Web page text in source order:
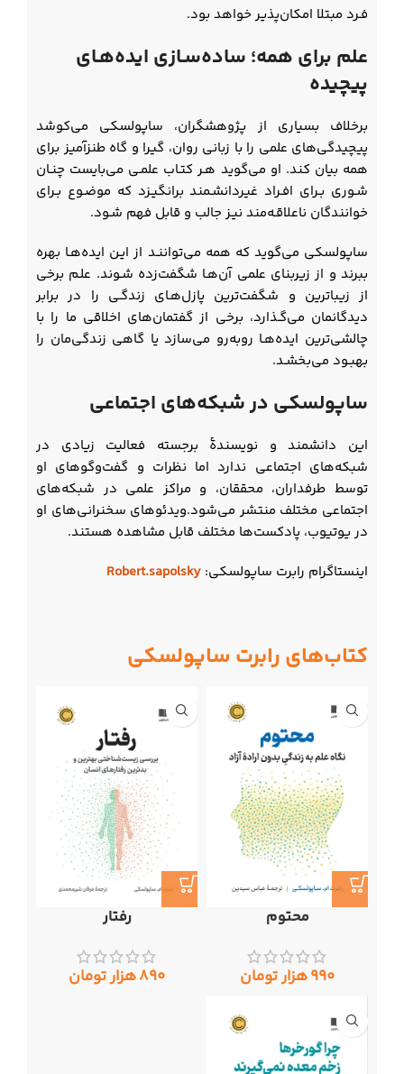
فـرد مبتلا امکان‌پذیر خواهد بود.
علم برای همه؛ ساده‌سـازی ایده‌هـای
پیچیده
برخلاف بسیاری از پژوهشگران، ساپولسکی می‌کوشد
پیچیدگی‌های علمی را با زبانی روان، گیرا و گاه طنزآمیز برای
همه بیان کند. او می‌گوید هـر کتـاب علمـی می‌بایست چنـان
شـوری بـرای افـراد غیردانشـمند برانگیـزد که موضـوع بـرای
خوانندگان ناعلاقـه‌مند نیـز جالب و قابل فهم شـود.
ساپولسکی می‌گوید که همه می‌تواننـد از ایـن ایده‌هـا بهره
ببرند و از زیربنای علمی آن‌هـا شگفت‌زده شـوند. علـم برخی
از زیباترین و شگفت‌ترین پازل‌هـای زندگـی را در برابر
دیدگانمان می‌گـذارد، برخی از گفتمان‌های اخلاقی ما را با
چالشی‌ترین ایده‌هـا روبه‌رو می‌سازد یا گاهی زندگی‌مان را
بهبـود می‌بخشـد.
ساپولسکی در شبکه‌های اجتماعی
این دانشمند و نویسندۀ برجسته فعالیت زیادی در
شبکه‌های اجتماعی ندارد اما نظرات و گفت‌وگوهای او
توسط طرفداران، محققان، و مراکز علمی در شبکه‌های
اجتماعی مختلف منتشر می‌شود.ویدئوهای سخنرانی‌های او
در یوتیوب، پادکست‌ها مختلف قابل مشاهده هستند.
اینستاگرام رابرت ساپولسکی: Robert.sapolsky
کتاب‌های رابرت ساپولسکی
محتوم
۹۹۰هزار تومان
رفتار
۸۹۰هزار تومان